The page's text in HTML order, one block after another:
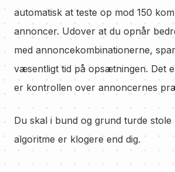
automatisk at teste op mod 150
annoncer. Udover at du opnår
med annoncekombinationerne,
væsentligt tid på opsætningen. Det
er kontrollen over annoncernes
Du skal i bund og grund turde stole
algoritme er klogere end dig.